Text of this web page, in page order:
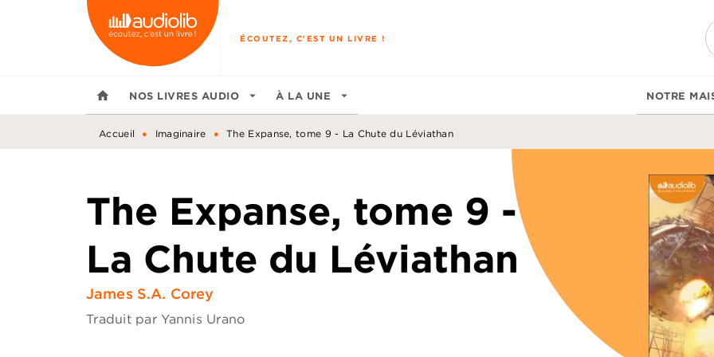
MENU RECHERCHE
ÉCOUTEZ, C'EST UN LIVRE !
home NOS LIVRES AUDIO arrow_drop_down À LA UNE arrow_drop_down NOTRE
Accueil • Imaginaire • The Expanse, tome 9 - La Chute du Léviathan
The Expanse, tome 9 -
La Chute du Léviathan
James S.A. Corey
Traduit par Yannis Urano